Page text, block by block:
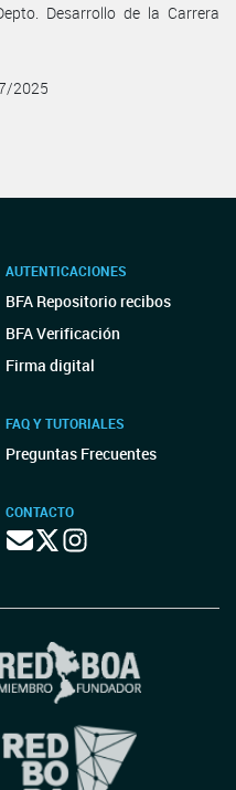
Desarrollo de la Carrera
2025
AUTENTICACIONES
BFA Repositorio recibos
BFA Verificación
Firma digital
FAQ Y TUTORIALES
Preguntas Frecuentes
CONTACTO